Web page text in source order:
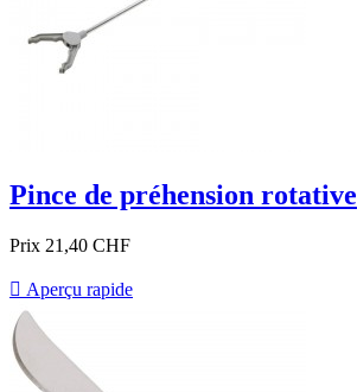
Pince de préhension rotative
Prix 21,40 CHF
 Aperçu rapide